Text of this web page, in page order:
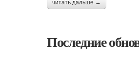
читать дальше →
Последние